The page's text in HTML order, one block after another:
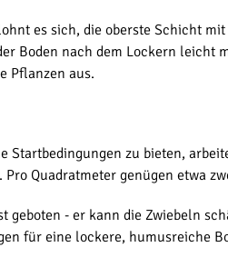
es sich, die oberste Schicht
Boden nach dem Lockern
Pflanzen aus.
Startbedingungen zu bieten,
Quadratmeter genügen etwa
geboten - er kann die Zwiebeln
für eine lockere, humusreiche